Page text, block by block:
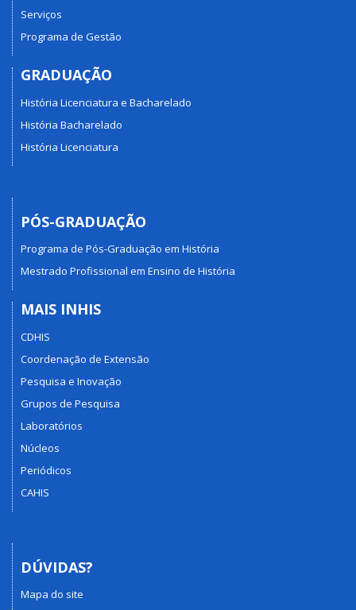
Serviços
Programa de Gestão
GRADUAÇÃO
História Licenciatura e Bacharelado
História Bacharelado
História Licenciatura
PÓS-GRADUAÇÃO
Programa de Pós-Graduação em História
Mestrado Profissional em Ensino de História
MAIS INHIS
CDHIS
Coordenação de Extensão
Pesquisa e Inovação
Grupos de Pesquisa
Laboratórios
Núcleos
Periódicos
CAHIS
DÚVIDAS?
Mapa do site